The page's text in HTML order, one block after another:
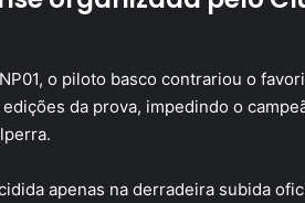
o piloto basco contrariou o
da prova, impedindo o
apenas na derradeira subida